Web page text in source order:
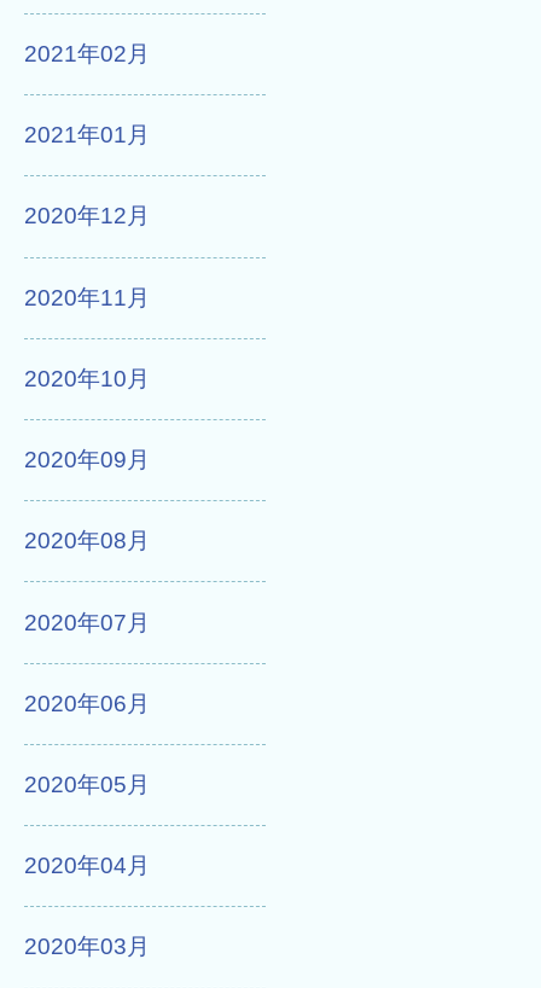
2021年02月
2021年01月
2020年12月
2020年11月
2020年10月
2020年09月
2020年08月
2020年07月
2020年06月
2020年05月
2020年04月
2020年03月